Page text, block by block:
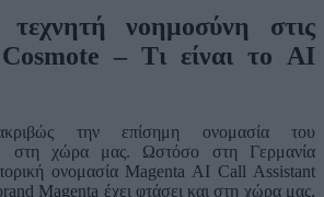
νοημοσύνη στις
Cosmote – Τι είναι το AI
την επίσημη ονομασία του
στη χώρα μας. Ωστόσο στη Γερμανία
ονομασία Magenta AI Call Assistant
Magenta έχει φτάσει και στη χώρα μας,